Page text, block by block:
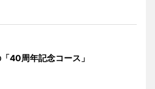
「40周年記念コース」